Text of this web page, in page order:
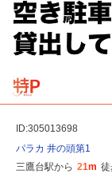
ID:305013698
パラカ 井の頭第1
三鷹台駅から 21m